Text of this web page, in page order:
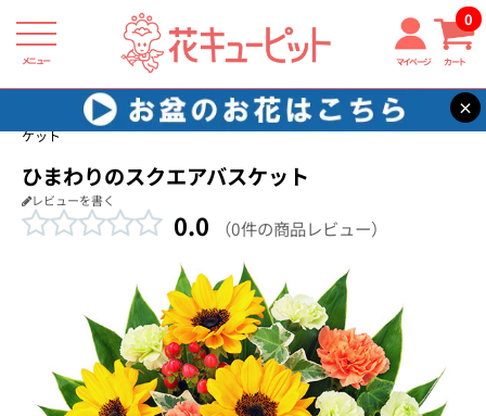
メニュー マイページ カート
0
×
花キューピット お祝い返し
【お祝い返し】ひまわりのスクエアバス
ケット
ひまわりのスクエアバスケット
レビューを書く
0.0 （0件の商品レビュー）